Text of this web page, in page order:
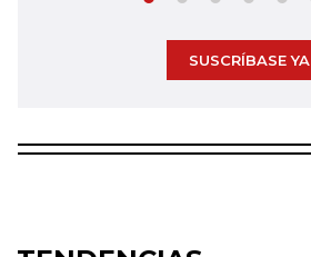
SUSCRÍBASE YA